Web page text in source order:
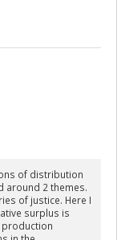
of distribution
around 2 themes.
of justice. Here I
surplus is